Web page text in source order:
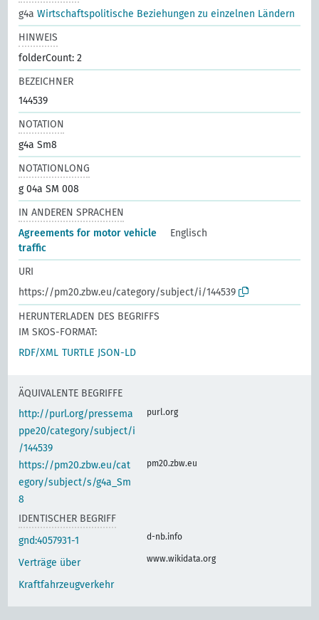
g4aWirtschaftspolitische Beziehungen zu einzelnen Ländern
HINWEIS
folderCount: 2
BEZEICHNER
144539
NOTATION
g4a Sm8
NOTATIONLONG
g 04a SM 008
IN ANDEREN SPRACHEN
Agreements for motor vehicle
traffic
Englisch
URI
https://pm20.zbw.eu/category/subject/i/144539
HERUNTERLADEN DES BEGRIFFS
IM SKOS-FORMAT:
RDF/XML TURTLE JSON-LD
ÄQUIVALENTE BEGRIFFE
http://purl.org/pressema
ppe20/category/subject/i
/144539
purl.org
https://pm20.zbw.eu/cat
egory/subject/s/g4a_Sm
8
pm20.zbw.eu
IDENTISCHER BEGRIFF
gnd:4057931-1
d-nb.info
Verträge über
Kraftfahrzeugverkehr
www.wikidata.org